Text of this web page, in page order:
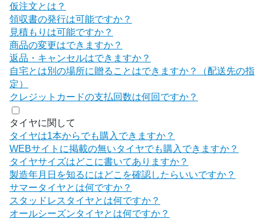
仮注文とは？
領収書の発行は可能ですか？
見積もりは可能ですか？
商品の変更はできますか？
返品・キャンセルはできますか？
自宅とは別の場所に贈ることはできますか？（配送先の指
定）
クレジットカードの支払回数は何回ですか？
タイヤに関して
タイヤは1本からでも購入できますか？
WEBサイトに掲載の無いタイヤでも購入できますか？
タイヤサイズはどこに書いてありますか？
製造年月日を知るにはどこを確認したらいいですか？
サマータイヤとは何ですか？
スタッドレスタイヤとは何ですか？
オールシーズンタイヤとは何ですか？